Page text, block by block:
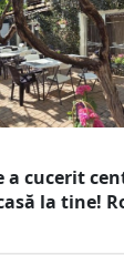
a cucerit
la tine!
la